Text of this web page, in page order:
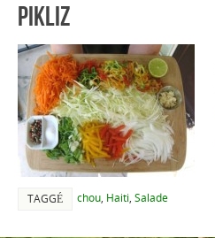
PIKLIZ
TAGGÉ chou, Haiti, Salade